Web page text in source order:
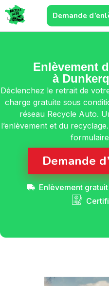
Demande
Enlèvement
à
Déclenchez le retrait de
charge gratuite sous
réseau Recycle Auto.
l’enlèvement et du
Demande
Enlèvement gratuit